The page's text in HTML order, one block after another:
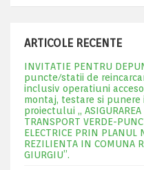
ARTICOLE RECENTE
INVITATIE PENTRU
puncte/statii de
inclusiv operatiuni
montaj, testare si
proiectului „ ASIGURAREA
TRANSPORT VERDE-
ELECTRICE PRIN PLANUL
REZILIENTA IN COMUNA
GIURGIU”.